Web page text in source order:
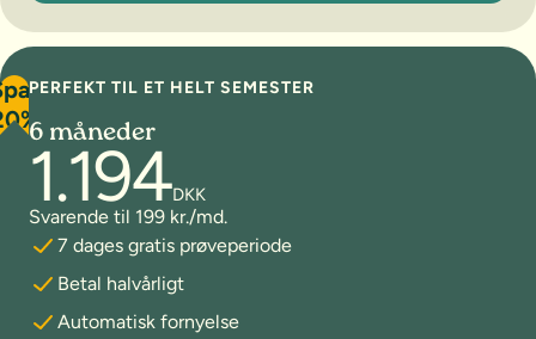
PERFEKT TIL ET HELT SEMESTER
6 måneder
1.194DKK
Svarende til 199 kr./md.
7 dages gratis prøveperiode
Betal halvårligt
Automatisk fornyelse